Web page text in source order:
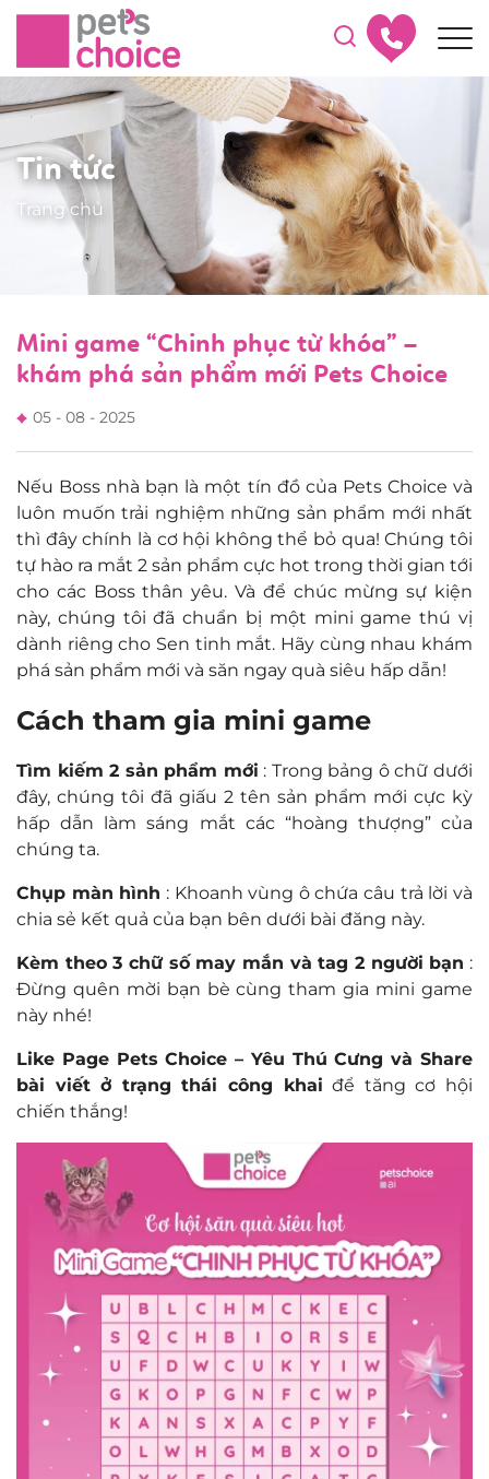
Tin tức
Trang chủ
Mini game “Chinh phục từ khóa” –
khám phá sản phẩm mới Pets Choice
05 - 08 - 2025
Nếu Boss nhà bạn là một tín đồ của Pets Choice và
luôn muốn trải nghiệm những sản phẩm mới nhất
thì đây chính là cơ hội không thể bỏ qua! Chúng tôi
tự hào ra mắt 2 sản phẩm cực hot trong thời gian tới
cho các Boss thân yêu. Và để chúc mừng sự kiện
này, chúng tôi đã chuẩn bị một mini game thú vị
dành riêng cho Sen tinh mắt. Hãy cùng nhau khám
phá sản phẩm mới và săn ngay quà siêu hấp dẫn!
Cách tham gia mini game
Tìm kiếm 2 sản phẩm mới : Trong bảng ô chữ dưới
đây, chúng tôi đã giấu 2 tên sản phẩm mới cực kỳ
hấp dẫn làm sáng mắt các “hoàng thượng” của
chúng ta.
Chụp màn hình : Khoanh vùng ô chứa câu trả lời và
chia sẻ kết quả của bạn bên dưới bài đăng này.
Kèm theo 3 chữ số may mắn và tag 2 người bạn :
Đừng quên mời bạn bè cùng tham gia mini game
này nhé!
Like Page Pets Choice – Yêu Thú Cưng và Share
bài viết ở trạng thái công khai để tăng cơ hội
chiến thắng!